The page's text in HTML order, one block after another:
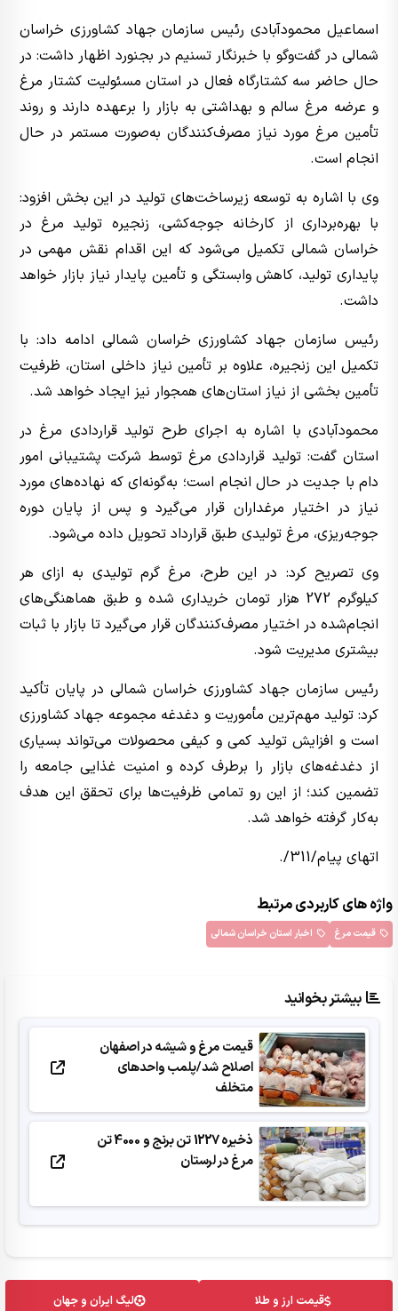
اسماعیل محمودآبادی رئیس سازمان جهاد کشاورزی خراسان
شمالی در گفت‌وگو با خبرنگار تسنیم در بجنورد اظهار داشت: در
حال حاضر سه کشتارگاه فعال در استان مسئولیت کشتار مرغ
و عرضه مرغ سالم و بهداشتی به بازار را برعهده دارند و روند
تأمین مرغ مورد نیاز مصرف‌کنندگان به‌صورت مستمر در حال
انجام است.
وی با اشاره به توسعه زیرساخت‌های تولید در این بخش افزود:
با بهره‌برداری از کارخانه جوجه‌کشی، زنجیره تولید مرغ در
خراسان شمالی تکمیل می‌شود که این اقدام نقش مهمی در
پایداری تولید، کاهش وابستگی و تأمین پایدار نیاز بازار خواهد
داشت.
رئیس سازمان جهاد کشاورزی خراسان شمالی ادامه داد: با
تکمیل این زنجیره، علاوه بر تأمین نیاز داخلی استان، ظرفیت
تأمین بخشی از نیاز استان‌های همجوار نیز ایجاد خواهد شد.
محمودآبادی با اشاره به اجرای طرح تولید قراردادی مرغ در
استان گفت: تولید قراردادی مرغ توسط شرکت پشتیبانی امور
دام با جدیت در حال انجام است؛ به‌گونه‌ای که نهاده‌های مورد
نیاز در اختیار مرغداران قرار می‌گیرد و پس از پایان دوره
جوجه‌ریزی، مرغ تولیدی طبق قرارداد تحویل داده می‌شود.
وی تصریح کرد: در این طرح، مرغ گرم تولیدی به ازای هر
کیلوگرم 272 هزار تومان خریداری شده و طبق هماهنگی‌های
انجام‌شده در اختیار مصرف‌کنندگان قرار می‌گیرد تا بازار با ثبات
بیشتری مدیریت شود.
رئیس سازمان جهاد کشاورزی خراسان شمالی در پایان تأکید
کرد: تولید مهم‌ترین مأموریت و دغدغه مجموعه جهاد کشاورزی
است و افزایش تولید کمی و کیفی محصولات می‌تواند بسیاری
از دغدغه‌های بازار را برطرف کرده و امنیت غذایی جامعه را
تضمین کند؛ از این رو تمامی ظرفیت‌ها برای تحقق این هدف
به‌کار گرفته خواهد شد.
اتهای پیام/311/.
واژه های کاربردی مرتبط
قیمت مرغ اخبار استان خراسان شمالی
بیشتر بخوانید
قیمت مرغ و شیشه در اصفهان
اصلاح شد/پلمب واحدهای
متخلف
ذخیره 1227 تن برنج و 4000 تن
مرغ در لرستان
قیمت ارز و طلا لیگ ایران و جهان